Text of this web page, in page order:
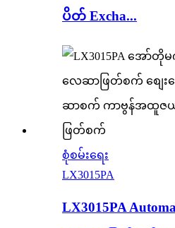
ပိတ် Excha...
စုံစမ်းရေး
LX3015PA
LX3015PA